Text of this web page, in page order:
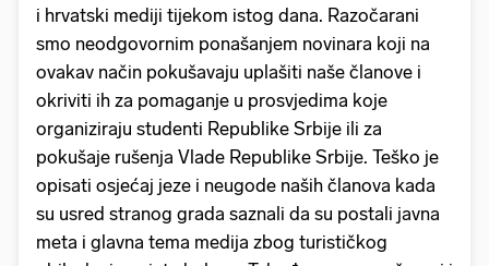
i hrvatski mediji tijekom istog dana. Razočarani
smo neodgovornim ponašanjem novinara koji na
ovakav način pokušavaju uplašiti naše članove i
okriviti ih za pomaganje u prosvjedima koje
organiziraju studenti Republike Srbije ili za
pokušaje rušenja Vlade Republike Srbije. Teško je
opisati osjećaj jeze i neugode naših članova kada
su usred stranog grada saznali da su postali javna
meta i glavna tema medija zbog turističkog